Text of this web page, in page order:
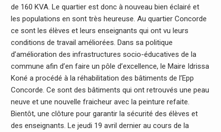
de 160 KVA. Le quartier est donc à nouveau bien éclairé et
les populations en sont très heureuse. Au quartier Concorde
ce sont les élèves et leurs enseignants qui ont vu leurs
conditions de travail améliorées. Dans sa politique
d’amélioration des infrastructures socio-éducatives de la
commune afin d’en faire un pôle d’excellence, le Maire Idrissa
Koné a procédé à la réhabilitation des bâtiments de l’Epp
Concorde. Ce sont des bâtiments qui ont retrouvés une peau
neuve et une nouvelle fraicheur avec la peinture refaite.
Bientôt, une clôture pour garantir la sécurité des élèves et
des enseignants. Le jeudi 19 avril dernier au cours de la